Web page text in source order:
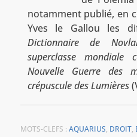
notamment publié, en
Yves le Gallou les
Dictionnaire de
superclasse mondiale
Nouvelle Guerre des
crépuscule des Lumières
MOTS-CLEFS : AQUARIUS, DROIT,